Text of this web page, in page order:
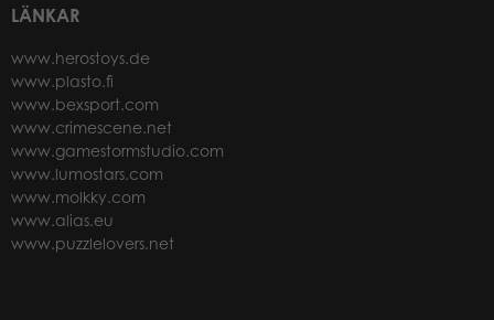
LÄNKAR
www.herostoys.de
www.plasto.fi
www.bexsport.com
www.crimescene.net
www.gamestormstudio.com
www.lumostars.com
www.molkky.com
www.alias.eu
www.puzzlelovers.net